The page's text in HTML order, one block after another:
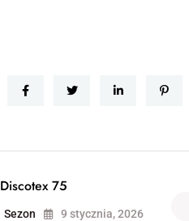
Discotex 75
Sezon 9 stycznia, 2026